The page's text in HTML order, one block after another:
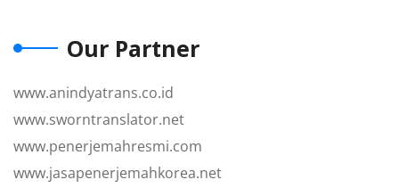
Our Partner
www.anindyatrans.co.id
www.sworntranslator.net
www.penerjemahresmi.com
www.jasapenerjemahkorea.net